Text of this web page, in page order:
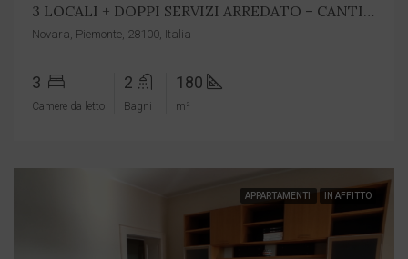
3 LOCALI + DOPPI SERVIZI ARREDATO – CANTINA E BOX – Cod. 6681
Novara, Piemonte, 28100, Italia
3
Camere da letto
2
Bagni
180
m²
APPARTAMENTI IN AFFITTO